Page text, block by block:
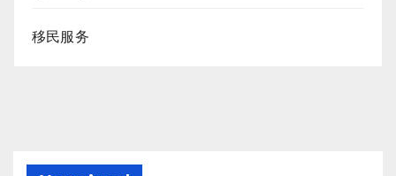
移民服务